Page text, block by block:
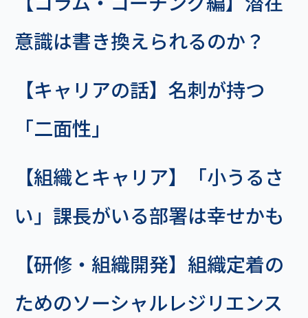
意識は書き換えられるのか？
【キャリアの話】名刺が持つ
「二面性」
【組織とキャリア】「小うるさ
い」課長がいる部署は幸せかも
【研修・組織開発】組織定着の
ためのソーシャルレジリエンス